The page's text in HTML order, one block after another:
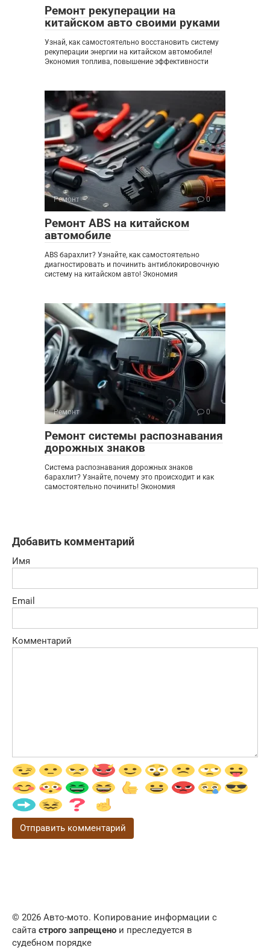
Ремонт рекуперации на
китайском авто своими руками
Узнай, как самостоятельно восстановить систему
рекуперации энергии на китайском автомобиле!
Экономия топлива, повышение эффективности
Ремонт 0
Ремонт ABS на китайском
автомобиле
ABS барахлит? Узнайте, как самостоятельно
диагностировать и починить антиблокировочную
систему на китайском авто! Экономия
Ремонт 0
Ремонт системы распознавания
дорожных знаков
Система распознавания дорожных знаков
барахлит? Узнайте, почему это происходит и как
самостоятельно починить! Экономия
Добавить комментарий
Имя
Email
Комментарий
© 2026 Авто-мото. Копирование информации с
сайта строго запрещено и преследуется в
судебном порядке